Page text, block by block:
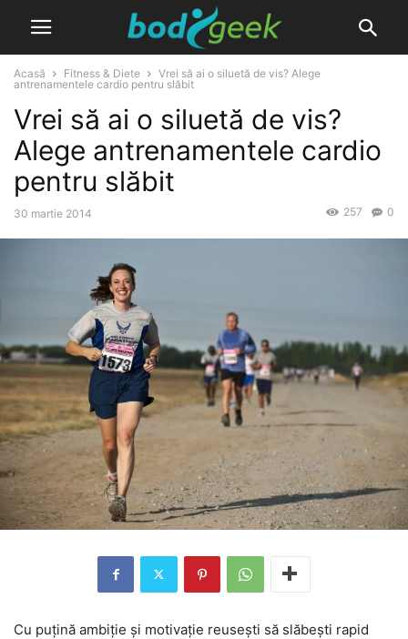
Acasă Fitness & Diete
Vrei să ai o siluetă de vis? Alege
antrenamentele cardio pentru slăbit
Vrei să ai o siluetă de vis?
Alege antrenamentele cardio
pentru slăbit
30 martie 2014 0
257
Cu puțină ambiție și motivație reusești să slăbești rapid